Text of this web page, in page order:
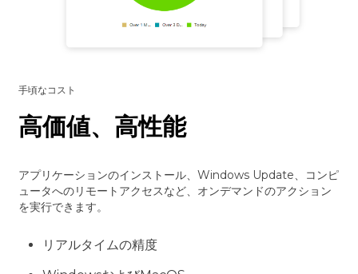
手頃なコスト
高価値、高性能
アプリケーションのインストール、Windows Update、コンピ
ュータへのリモートアクセスなど、オンデマンドのアクション
を実行できます。
リアルタイムの精度